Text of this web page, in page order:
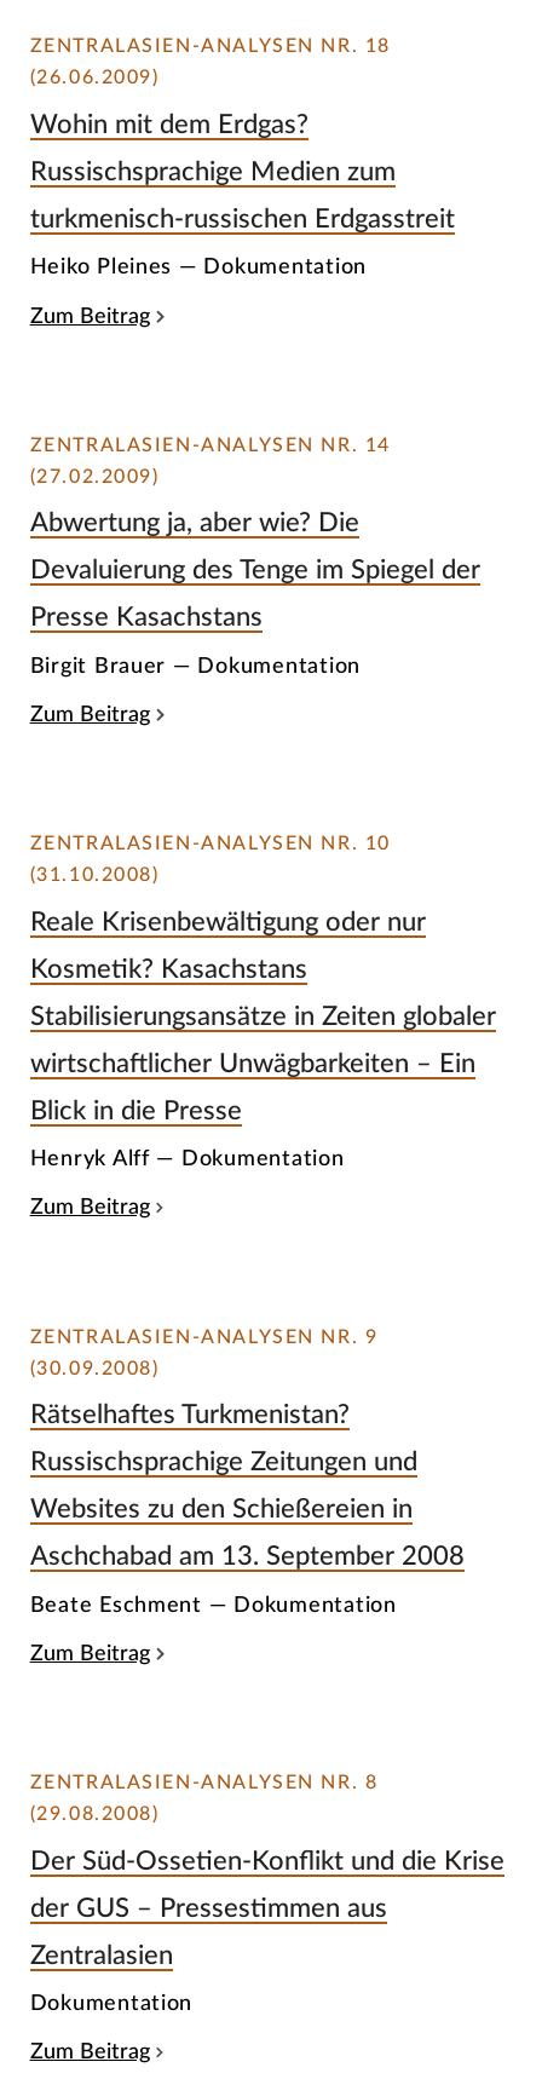
ZENTRALASIEN-ANALYSEN NR. 18
(26.06.2009)
Wohin mit dem Erdgas?
Russischsprachige Medien zum
turkmenisch-russischen Erdgasstreit
Heiko Pleines — Dokumentation
Zum Beitrag
ZENTRALASIEN-ANALYSEN NR. 14
(27.02.2009)
Abwertung ja, aber wie? Die
Devaluierung des Tenge im Spiegel der
Presse Kasachstans
Birgit Brauer — Dokumentation
Zum Beitrag
ZENTRALASIEN-ANALYSEN NR. 10
(31.10.2008)
Reale Krisenbewältigung oder nur
Kosmetik? Kasachstans
Stabilisierungsansätze in Zeiten globaler
wirtschaftlicher Unwägbarkeiten – Ein
Blick in die Presse
Henryk Alff — Dokumentation
Zum Beitrag
ZENTRALASIEN-ANALYSEN NR. 9
(30.09.2008)
Rätselhaftes Turkmenistan?
Russischsprachige Zeitungen und
Websites zu den Schießereien in
Aschchabad am 13. September 2008
Beate Eschment — Dokumentation
Zum Beitrag
ZENTRALASIEN-ANALYSEN NR. 8
(29.08.2008)
Der Süd-Ossetien-Konflikt und die Krise
der GUS – Pressestimmen aus
Zentralasien
Dokumentation
Zum Beitrag